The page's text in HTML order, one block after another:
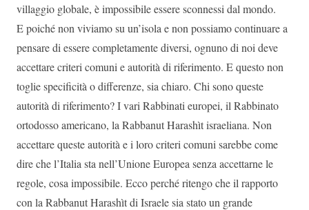
villaggio globale, è impossibile essere sconnessi dal mondo.
E poiché non viviamo su un’isola e non possiamo continuare a
pensare di essere completamente diversi, ognuno di noi deve
accettare criteri comuni e autorità di riferimento. E questo non
toglie specificità o differenze, sia chiaro. Chi sono queste
autorità di riferimento? I vari Rabbinati europei, il Rabbinato
ortodosso americano, la Rabbanut Harashìt israeliana. Non
accettare queste autorità e i loro criteri comuni sarebbe come
dire che l’Italia sta nell’Unione Europea senza accettarne le
regole, cosa impossibile. Ecco perché ritengo che il rapporto
con la Rabbanut Harashìt di Israele sia stato un grande